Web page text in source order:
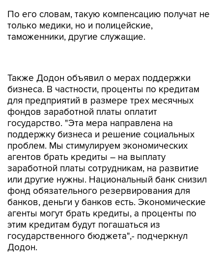
По его словам, такую компенсацию получат не
только медики, но и полицейские,
таможенники, другие служащие.
для предприятий в размере трех месячных
фондов заработной платы оплатит
государство. "Эта мера направлена на
поддержку бизнеса и решение социальных
проблем. Мы стимулируем экономических
агентов брать кредиты – на выплату
заработной платы сотрудникам, на развитие
или другие нужны. Национальный банк снизил
фонд обязательного резервирования для
банков, деньги у банков есть. Экономические
агенты могут брать кредиты, а проценты по
этим кредитам будут погашаться из
государственного бюджета",- подчеркнул
Додон.
Ранее правительство уже приняло ряд мер в